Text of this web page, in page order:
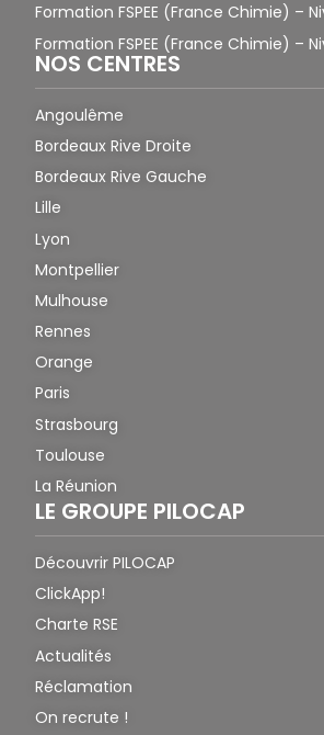
Formation FSPEE (France Chimie) –
Formation FSPEE (France Chimie) –
NOS CENTRES
Angoulême
Bordeaux Rive Droite
Bordeaux Rive Gauche
Lille
Lyon
Montpellier
Mulhouse
Rennes
Orange
Paris
Strasbourg
Toulouse
La Réunion
LE GROUPE PILOCAP
Découvrir PILOCAP
ClickApp!
Charte RSE
Actualités
Réclamation
On recrute !